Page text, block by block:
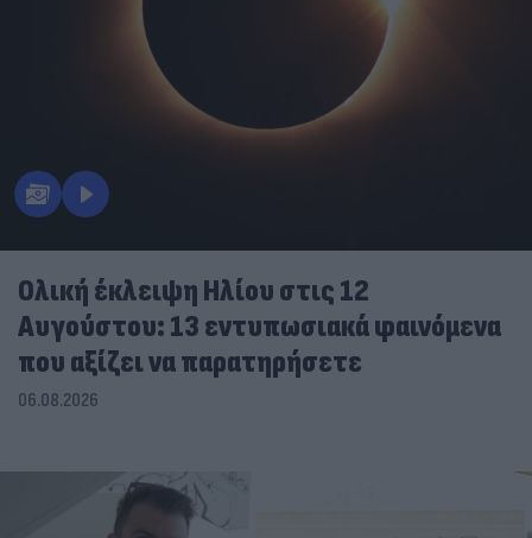
Ολική έκλειψη Ηλίου στις 12
Αυγούστου: 13 εντυπωσιακά φαινόμενα
που αξίζει να παρατηρήσετε
06.08.2026